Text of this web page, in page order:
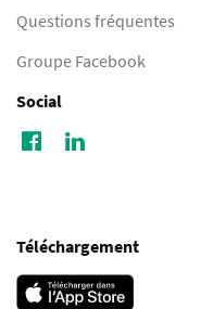
Questions fréquentes
Groupe Facebook
Social
Téléchargement